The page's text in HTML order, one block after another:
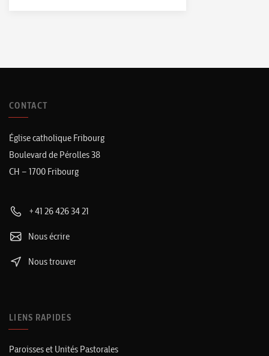
CONTACT
Église catholique Fribourg
Boulevard de Pérolles 38
CH – 1700 Fribourg
+41 26 426 34 21
Nous écrire
Nous trouver
LIENS RAPIDES
Paroisses et Unités Pastorales